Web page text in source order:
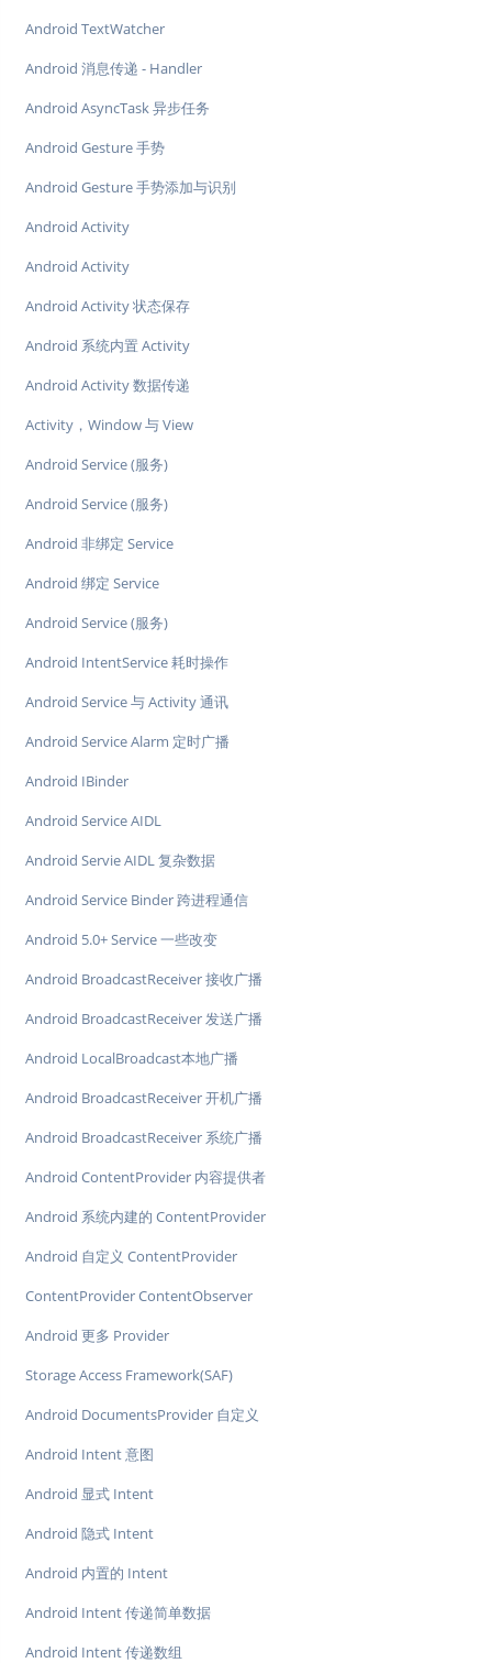
Android TextWatcher
Android 消息传递 - Handler
Android AsyncTask 异步任务
Android Gesture 手势
Android Gesture 手势添加与识别
Android Activity
Android Activity
Android Activity 状态保存
Android 系统内置 Activity
Android Activity 数据传递
Activity，Window 与 View
Android Service (服务)
Android Service (服务)
Android 非绑定 Service
Android 绑定 Service
Android Service (服务)
Android IntentService 耗时操作
Android Service 与 Activity 通讯
Android Service Alarm 定时广播
Android IBinder
Android Service AIDL
Android Servie AIDL 复杂数据
Android Service Binder 跨进程通信
Android 5.0+ Service 一些改变
Android BroadcastReceiver 接收广播
Android BroadcastReceiver 发送广播
Android LocalBroadcast本地广播
Android BroadcastReceiver 开机广播
Android BroadcastReceiver 系统广播
Android ContentProvider 内容提供者
Android 系统内建的 ContentProvider
Android 自定义 ContentProvider
ContentProvider ContentObserver
Android 更多 Provider
Storage Access Framework(SAF)
Android DocumentsProvider 自定义
Android Intent 意图
Android 显式 Intent
Android 隐式 Intent
Android 内置的 Intent
Android Intent 传递简单数据
Android Intent 传递数组